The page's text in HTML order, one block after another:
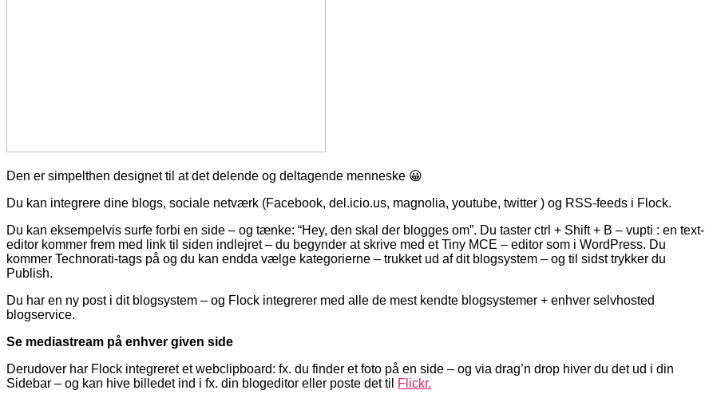
Den er simpelthen designet til at det delende og deltagende menneske 😀
Du kan integrere dine blogs, sociale netværk (Facebook, del.icio.us, magnolia, youtube, twitter ) og RSS-feeds i Flock.
Du kan eksempelvis surfe forbi en side – og tænke: “Hey, den skal der blogges om”. Du taster ctrl + Shift + B – vupti : en text-
editor kommer frem med link til siden indlejret – du begynder at skrive med et Tiny MCE – editor som i WordPress. Du
kommer Technorati-tags på og du kan endda vælge kategorierne – trukket ud af dit blogsystem – og til sidst trykker du
Publish.
Du har en ny post i dit blogsystem – og Flock integrerer med alle de mest kendte blogsystemer + enhver selvhosted
blogservice.
Se mediastream på enhver given side
Derudover har Flock integreret et webclipboard: fx. du finder et foto på en side – og via drag’n drop hiver du det ud i din
Sidebar – og kan hive billedet ind i fx. din blogeditor eller poste det til
Flickr.